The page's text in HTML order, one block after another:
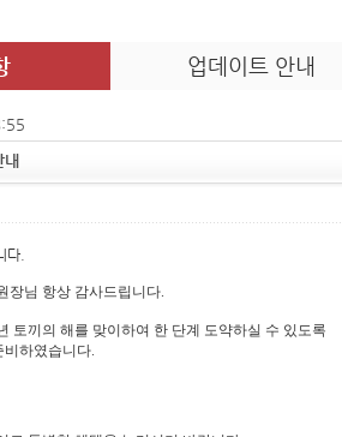
업데이트 안내
다.
장님 항상 감사드립니다.
토끼의 해를 맞이하여 한 단계 도약하실 수 있도록
비하였습니다.